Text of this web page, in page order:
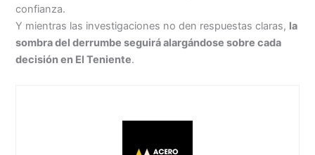
confianza.
Y mientras las investigaciones no den respuestas claras, la
sombra del derrumbe seguirá alargándose sobre cada
decisión en El Teniente.